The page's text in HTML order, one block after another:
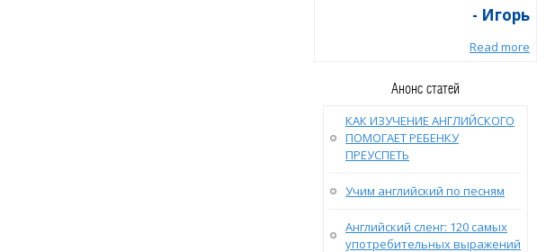
- Игорь
Read more
Анонс статей
КАК ИЗУЧЕНИЕ АНГЛИЙСКОГО
ПОМОГАЕТ РЕБЕНКУ
ПРЕУСПЕТЬ
Учим английский по песням
Английский сленг: 120 самых
употребительных выражений